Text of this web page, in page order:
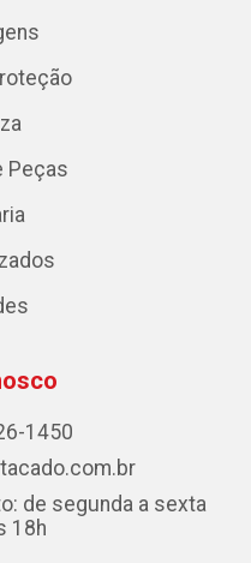
Peças
1450
de segunda a sexta
18h